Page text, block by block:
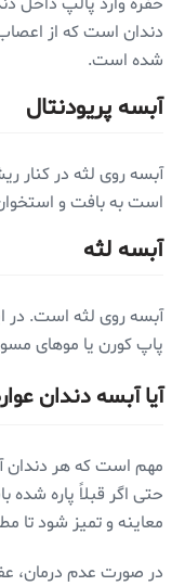
دندان است که از
شده است.
آبسه پریودنتال
آبسه روی لثه در کنار
است به بافت و
آبسه لثه
آبسه روی لثه است. در
پاپ کورن یا موهای
آیا آبسه دندان
مهم است که هر دندان
حتی اگر قبلاً پاره شده
معاینه و تمیز شود
در صورت عدم درمان،